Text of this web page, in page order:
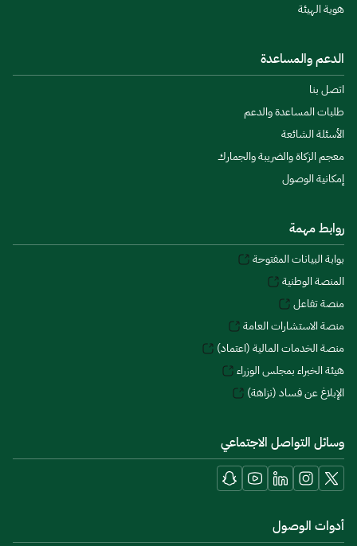
هوية الهيئة
الدعم والمساعدة
اتصل بنا
طلبات المساعدة والدعم
الأسئلة الشائعة
معجم الزكاة والضريبة والجمارك
إمكانية الوصول
روابط مهمة
بوابة البيانات المفتوحة
المنصة الوطنية
منصة تفاعل
منصة الاستشارات العامة
منصة الخدمات المالية (اعتماد)
هيئة الخبراء بمجلس الوزراء
الإبلاغ عن فساد (نزاهة)
وسائل التواصل الاجتماعي
أدوات الوصول